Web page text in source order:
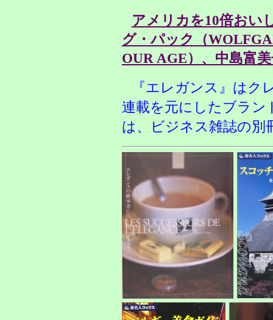
アメリカを10倍お
グ・パック（
OUR AGE）、中島富
『エレガンス』はク
連載を元にしたブラン
は、ビジネス雑誌の別